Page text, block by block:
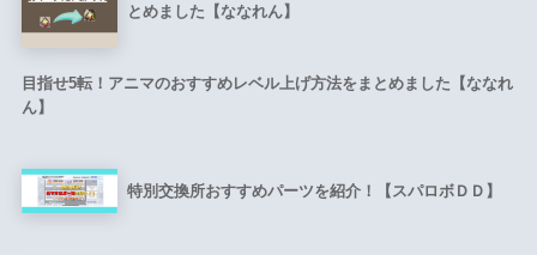
とめました【ななれん】
目指せ5転！アニマのおすすめレベル上げ方法をまとめました【ななれ
ん】
特別交換所おすすめパーツを紹介！【スパロボＤＤ】